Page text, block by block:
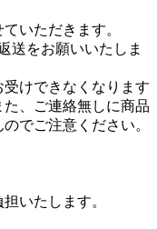
いただきます。
送をお願いいたしま
けできなくなります
、ご連絡無しに商品
でご注意ください。
いたします。